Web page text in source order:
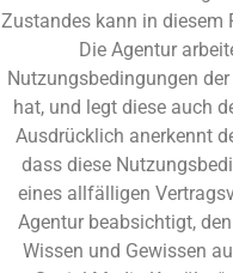
Zustandes kann in diesem
Die Agentur
Nutzungsbedingungen
hat, und legt diese auch
Ausdrücklich anerkennt
dass diese
eines allfälligen
Agentur beabsichtigt,
Wissen und Gewissen